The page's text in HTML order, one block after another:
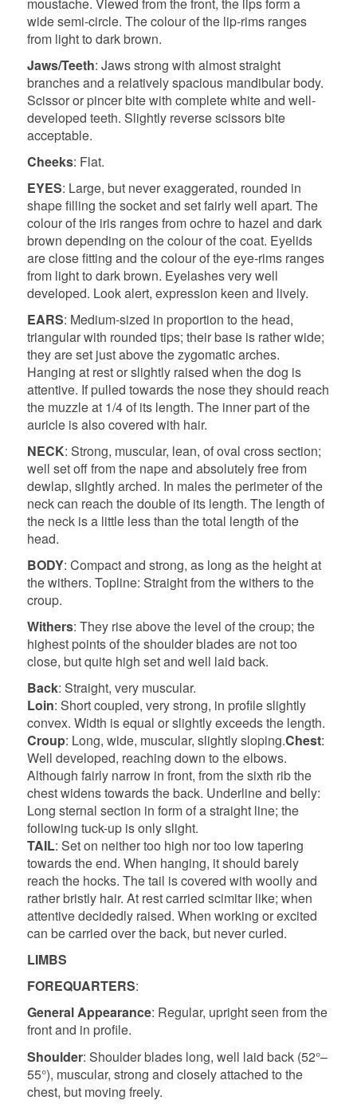
wide semi-circle. The colour of the lip-rims ranges
from light to dark brown.
Jaws/Teeth: Jaws strong with almost straight
branches and a relatively spacious mandibular body.
Scissor or pincer bite with complete white and well-
developed teeth. Slightly reverse scissors bite
acceptable.
Cheeks: Flat.
EYES: Large, but never exaggerated, rounded in
shape filling the socket and set fairly well apart. The
colour of the iris ranges from ochre to hazel and dark
brown depending on the colour of the coat. Eyelids
are close fitting and the colour of the eye-rims ranges
from light to dark brown. Eyelashes very well
developed. Look alert, expression keen and lively.
EARS: Medium-sized in proportion to the head,
triangular with rounded tips; their base is rather wide;
they are set just above the zygomatic arches.
Hanging at rest or slightly raised when the dog is
attentive. If pulled towards the nose they should reach
the muzzle at 1/4 of its length. The inner part of the
auricle is also covered with hair.
NECK: Strong, muscular, lean, of oval cross section;
well set off from the nape and absolutely free from
dewlap, slightly arched. In males the perimeter of the
neck can reach the double of its length. The length of
the neck is a little less than the total length of the
head.
BODY: Compact and strong, as long as the height at
the withers. Topline: Straight from the withers to the
croup.
Withers: They rise above the level of the croup; the
highest points of the shoulder blades are not too
close, but quite high set and well laid back.
Back: Straight, very muscular.
Loin: Short coupled, very strong, in profile slightly
convex. Width is equal or slightly exceeds the length.
Croup: Long, wide, muscular, slightly sloping.Chest:
Well developed, reaching down to the elbows.
Although fairly narrow in front, from the sixth rib the
chest widens towards the back. Underline and belly:
Long sternal section in form of a straight line; the
following tuck-up is only slight.
TAIL: Set on neither too high nor too low tapering
towards the end. When hanging, it should barely
reach the hocks. The tail is covered with woolly and
rather bristly hair. At rest carried scimitar like; when
attentive decidedly raised. When working or excited
can be carried over the back, but never curled.
LIMBS
FOREQUARTERS:
General Appearance: Regular, upright seen from the
front and in profile.
Shoulder: Shoulder blades long, well laid back (52°–
55°), muscular, strong and closely attached to the
chest, but moving freely.